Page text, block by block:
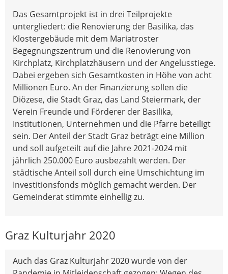
Das Gesamtprojekt ist in drei Teilprojekte
untergliedert: die Renovierung der Basilika, das
Klostergebäude mit dem Mariatroster
Begegnungszentrum und die Renovierung von
Kirchplatz, Kirchplatzhäusern und der Angelusstiege.
Dabei ergeben sich Gesamtkosten in Höhe von acht
Millionen Euro. An der Finanzierung sollen die
Diözese, die Stadt Graz, das Land Steiermark, der
Verein Freunde und Förderer der Basilika,
Institutionen, Unternehmen und die Pfarre beteiligt
sein. Der Anteil der Stadt Graz beträgt eine Million
und soll aufgeteilt auf die Jahre 2021-2024 mit
jährlich 250.000 Euro ausbezahlt werden. Der
städtische Anteil soll durch eine Umschichtung im
Investitionsfonds möglich gemacht werden. Der
Gemeinderat stimmte einhellig zu.
Graz Kulturjahr 2020
Auch das Graz Kulturjahr 2020 wurde von der